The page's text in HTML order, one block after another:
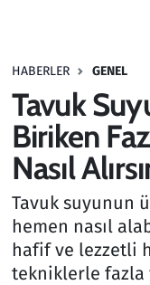
HABERLER GENEL
Tavuk
Biriken
Nasıl
Tavuk suyunun
hemen nasıl
hafif ve lezzetli
tekniklerle fazla
Haber
Kültür Sanat
Kurumsal
Lezzet Durağı
Memur ve